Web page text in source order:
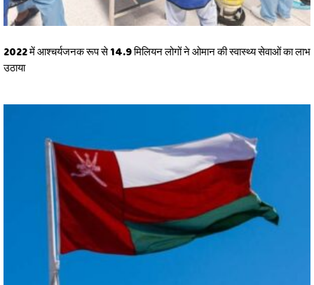
2022 में आश्चर्यजनक रूप से 14.9 मिलियन लोगों ने ओमान की स्वास्थ्य सेवाओं का लाभ
उठाया